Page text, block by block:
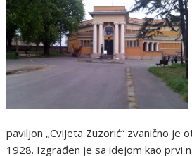
paviljon „Cvijeta Zuzorić“ zvanično je
1928. Izgrađen je sa idejom kao prvi